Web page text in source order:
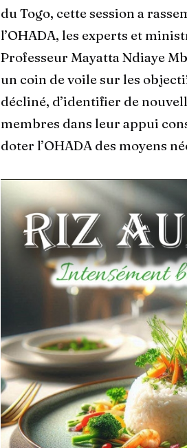
du Togo, cette session a
l’OHADA, les experts et
Professeur Mayatta Ndiaye
un coin de voile sur les
décliné, d’identifier de
membres dans leur appui
doter l’OHADA des moyens